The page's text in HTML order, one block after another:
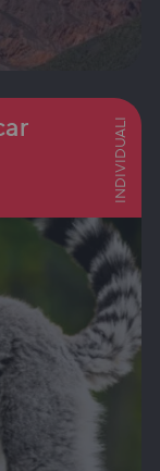
INDIVIDUALI